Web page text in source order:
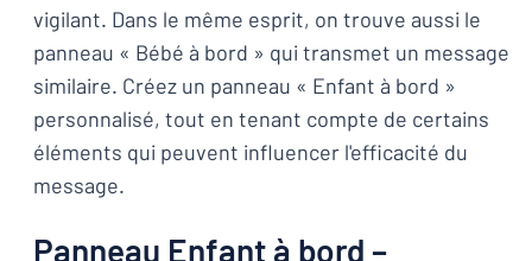
vigilant. Dans le même esprit, on trouve aussi le
panneau « Bébé à bord » qui transmet un message
similaire. Créez un panneau « Enfant à bord »
personnalisé, tout en tenant compte de certains
éléments qui peuvent influencer l'efficacité du
message.
Panneau Enfant à bord –